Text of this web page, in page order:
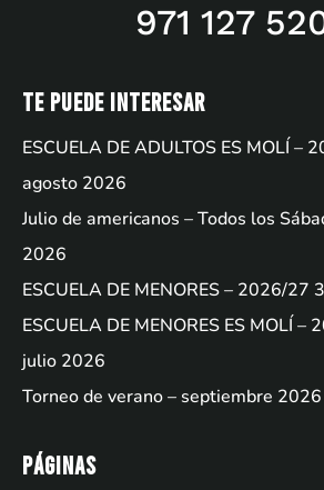
971 127
Te puede interesar
ESCUELA DE ADULTOS ES MOLÍ –
agosto 2026
Julio de americanos – Todos los
2026
ESCUELA DE MENORES – 2026/27
ESCUELA DE MENORES ES MOLÍ –
julio 2026
Torneo de verano – septiembre 2026
Páginas